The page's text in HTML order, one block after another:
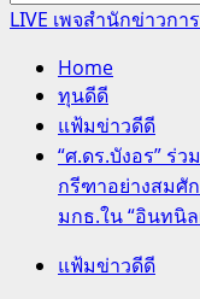
for:
LIVE เพจสำนักข่าวกา
Home
ทุนดีดี
แฟ้มข่าวดีดี
“ศ.ดร.บังอร” ร่
กรีฑาอย่างสมศั
มกธ.ใน “อินทนิล
แฟ้มข่าวดีดี